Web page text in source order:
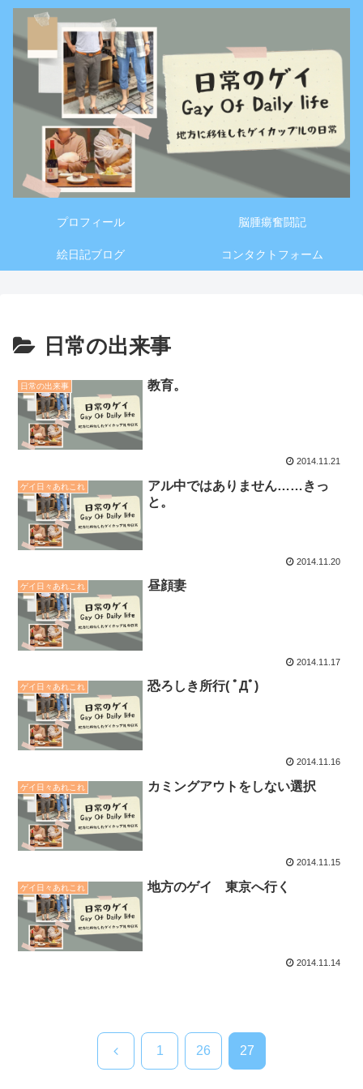
プロフィール 脳腫瘍奮闘記
絵日記ブログ コンタクトフォーム
日常の出来事
日常の出来事 教育。
2014.11.21
ゲイ日々あれこれ
アル中ではありません……きっ
と。
2014.11.20
ゲイ日々あれこれ 昼顔妻
2014.11.17
ゲイ日々あれこれ 恐ろしき所行( ﾟДﾟ)
2014.11.16
ゲイ日々あれこれ カミングアウトをしない選択
2014.11.15
ゲイ日々あれこれ 地方のゲイ 東京へ行く
2014.11.14
前 1 26 27